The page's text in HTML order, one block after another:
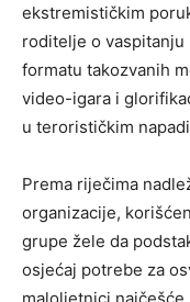
ekstremističkim
roditelje o vaspitanju
formatu takozvanih
video-igara i
u terorističkim
Prema riječima
organizacije,
grupe žele da
osjećaj potrebe za